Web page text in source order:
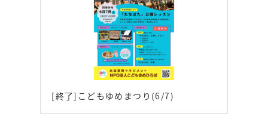
[終了]こどもゆめまつり(6/7)